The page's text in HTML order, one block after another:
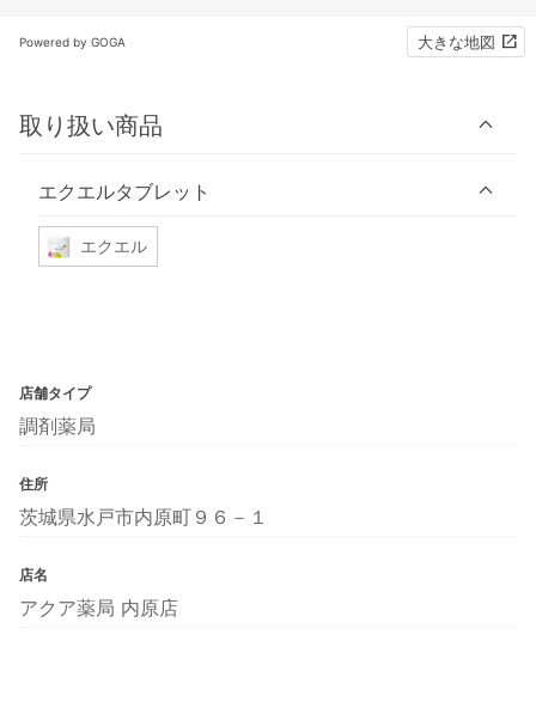
Powered by GOGA 大きな地図
取り扱い商品
エクエルタブレット
エクエル
店舗タイプ
調剤薬局
住所
茨城県水戸市内原町９６－１
店名
アクア薬局 内原店